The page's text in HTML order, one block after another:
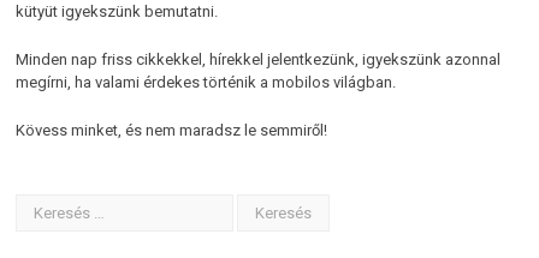
kütyüt igyekszünk bemutatni.
Minden nap friss cikkekkel, hírekkel jelentkezünk, igyekszünk azonnal
megírni, ha valami érdekes történik a mobilos világban.
Kövess minket, és nem maradsz le semmiről!